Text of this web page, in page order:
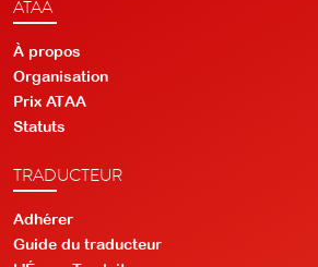
ATAA
À propos
Organisation
Prix ATAA
Statuts
TRADUCTEUR
Adhérer
Guide du traducteur